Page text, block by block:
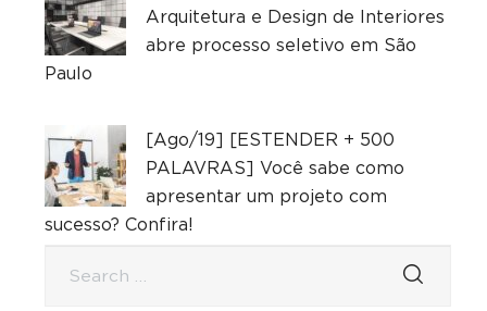
Arquitetura e Design de Interiores
abre processo seletivo em São
Paulo
[Ago/19] [ESTENDER + 500
PALAVRAS] Você sabe como
apresentar um projeto com
sucesso? Confira!